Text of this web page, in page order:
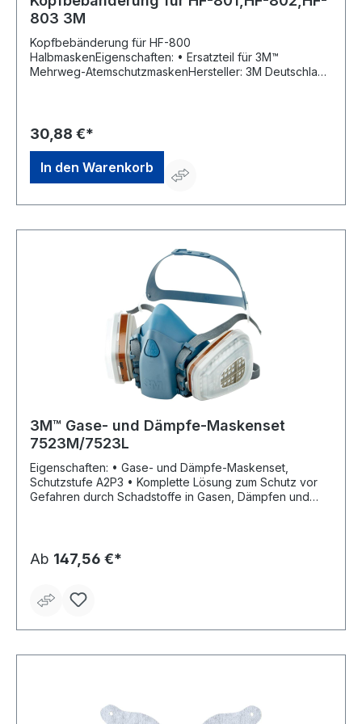
803 3M
Kopfbebänderung für HF-800
HalbmaskenEigenschaften: • Ersatzteil für 3M™
Mehrweg-AtemschutzmaskenHersteller: 3M Deutschland
30,88 €*
In den Warenkorb
3M™ Gase- und Dämpfe-Maskenset
7523M/7523L
Eigenschaften: • Gase- und Dämpfe-Maskenset,
Schutzstufe A2P3 • Komplette Lösung zum Schutz vor
Gefahren durch Schadstoffe in Gasen, Dämpfen und
L 1 x 3M™ Halbmaske 7503, Größe L 2 x 3M™ Gas- und
Kombifilter 6051 A1 4 x 3M™ Partikel-Einlegefilter 5935
Ab 147,56 €*